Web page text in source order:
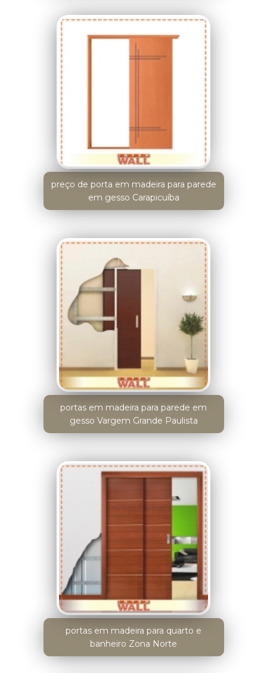
preço de porta em madeira para parede
em gesso Carapicuíba
portas em madeira para parede em
gesso Vargem Grande Paulista
portas em madeira para quarto e
banheiro Zona Norte